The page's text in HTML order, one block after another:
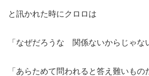
と訊かれた時にクロロは
「なぜだろうな 関係ないからじゃな
「あらためて問われると答え難いもの